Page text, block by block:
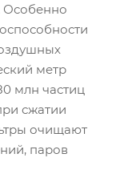
Особенно
метр
млн частиц
сжатии
очищают
паров